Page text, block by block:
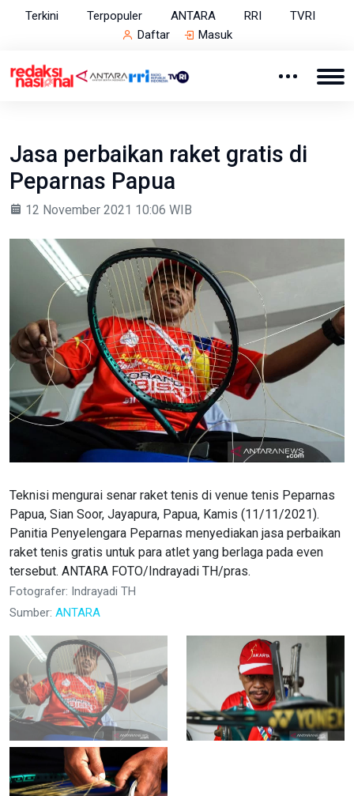
Terkini Terpopuler ANTARA RRI
TVRI
Daftar
Masuk
Jasa perbaikan raket gratis di
Peparnas Papua
12 November 2021 10:06 WIB
Teknisi mengurai senar raket tenis di venue tenis Peparnas
Papua, Sian Soor, Jayapura, Papua, Kamis (11/11/2021).
Panitia Penyelengara Peparnas menyediakan jasa perbaikan
raket tenis gratis untuk para atlet yang berlaga pada even
tersebut. ANTARA FOTO/Indrayadi TH/pras.
Fotografer: Indrayadi TH
Sumber: ANTARA